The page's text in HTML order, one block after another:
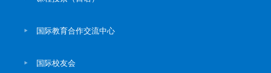
国际教育合作交流中心
国际校友会